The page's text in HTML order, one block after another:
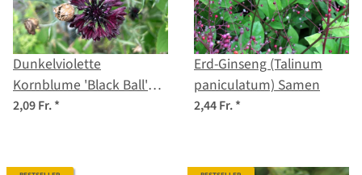
Dunkelviolette
Kornblume 'Black Ball'
(Centaurea cyanus)
2,09 Fr.*
Erd-Ginseng (Talinum
paniculatum) Samen
2,44 Fr.*